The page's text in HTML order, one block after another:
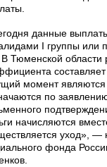
данные
I группы или
В Тюменской
момент
по
начисляются
уход»,
фонда